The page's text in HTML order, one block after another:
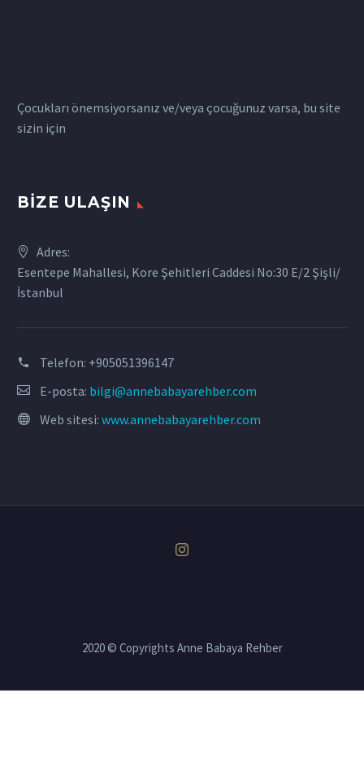
Çocukları önemsiyorsanız ve/veya çocuğunuz varsa, bu site
sizin için
BIZE ULAŞIN
Adres:
Esentepe Mahallesi, Kore Şehitleri Caddesi No:30 E/2 Şişli/
İstanbul
Telefon: +905051396147
E-posta: bilgi@annebabayarehber.com
Web sitesi: www.annebabayarehber.com
2020 © Copyrights Anne Babaya Rehber